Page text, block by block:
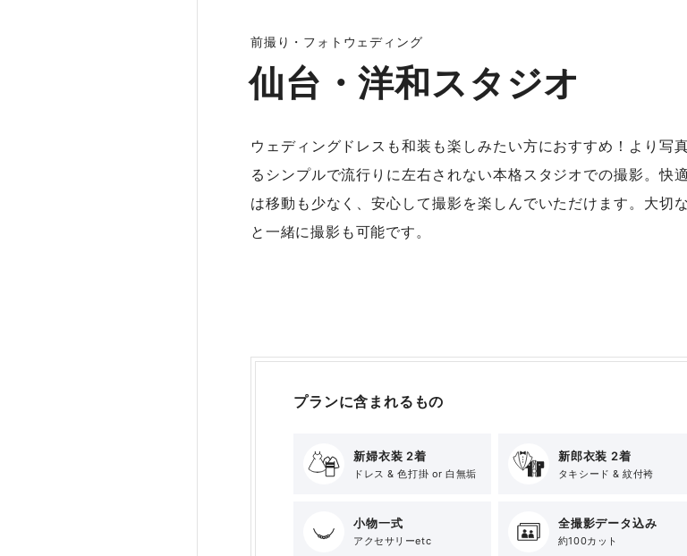
前撮り・フォトウェディング
仙台・洋和スタジオ
ウェディングドレスも和装も楽しみたい方におすすめ！より写
るシンプルで流行りに左右されない本格スタジオでの撮影。快
は移動も少なく、安心して撮影を楽しんでいただけます。大切
と一緒に撮影も可能です。
プランに含まれるもの
新婦衣装 2着
ドレス & 色打掛 or 白無垢
新郎衣装 2着
タキシード & 紋付袴
小物一式
アクセサリーetc
全撮影データ込み
約100カット